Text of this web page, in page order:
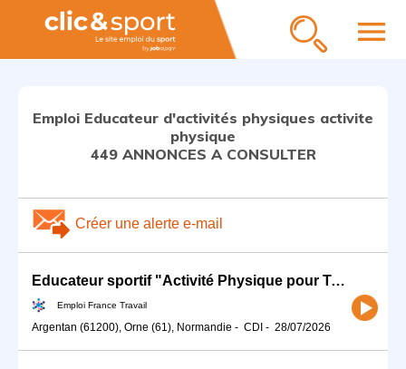
menu
Emploi Educateur d'activités physiques activite
physique
449 ANNONCES A CONSULTER
Créer une alerte e-mail
Educateur sportif "Activité Physique pour Tous" (H/F)
Emploi France Travail
Argentan (61200), Orne (61), Normandie - CDI - 28/07/2026